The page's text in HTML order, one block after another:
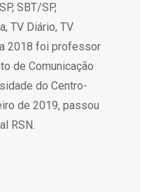
SBT/SP,
TV Diário, TV
2018 foi professor
de Comunicação
do Centro-
de 2019, passou
RSN.